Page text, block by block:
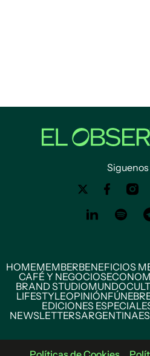
Siguenos
HOMEMEMBERBENEFICIOS
CAFÉ Y NEGOCIOS
BRAND STUDIOMUNDO
LIFESTYLEOPINIÓN
EDICIONES
NEWSLETTERSARGENTINA